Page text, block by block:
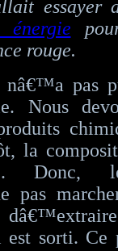
essayer
énergie
rouge.
nâ€™a pas
Nous
la
Donc,
pas
sorti. Ce